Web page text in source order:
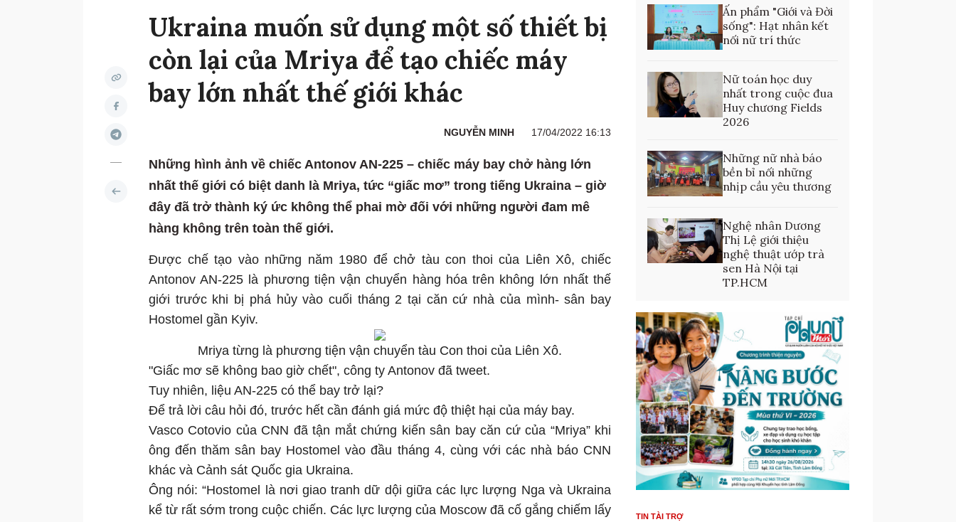
Ukraina muốn sử dụng một số thiết bị
còn lại của Mriya để tạo chiếc máy
bay lớn nhất thế giới khác
NGUYỄN MINH 17/04/2022 16:13
Những hình ảnh về chiếc Antonov AN-225 – chiếc máy bay chở hàng lớn
nhất thế giới có biệt danh là Mriya, tức “giấc mơ” trong tiếng Ukraina – giờ
đây đã trở thành ký ức không thể phai mờ đối với những người đam mê
hàng không trên toàn thế giới.
Được chế tạo vào những năm 1980 để chở tàu con thoi của Liên Xô, chiếc
Antonov AN-225 là phương tiện vận chuyển hàng hóa trên không lớn nhất thế
giới trước khi bị phá hủy vào cuối tháng 2 tại căn cứ nhà của mình- sân bay
Hostomel gần Kyiv.
Mriya từng là phương tiện vận chuyển tàu Con thoi của Liên Xô.
"Giấc mơ sẽ không bao giờ chết", công ty Antonov đã tweet.
Tuy nhiên, liệu AN-225 có thể bay trở lại?
Để trả lời câu hỏi đó, trước hết cần đánh giá mức độ thiệt hại của máy bay.
Vasco Cotovio của CNN đã tận mắt chứng kiến sân bay căn cứ của “Mriya” khi
ông đến thăm sân bay Hostomel vào đầu tháng 4, cùng với các nhà báo CNN
khác và Cảnh sát Quốc gia Ukraina.
Ông nói: “Hostomel là nơi giao tranh dữ dội giữa các lực lượng Nga và Ukraina
kể từ rất sớm trong cuộc chiến. Các lực lượng của Moscow đã cố gắng chiếm lấy
Ấn phẩm "Giới và Đời
sống": Hạt nhân kết
nối nữ trí thức
Nữ toán học duy
nhất trong cuộc đua
Huy chương Fields
2026
Những nữ nhà báo
bền bỉ nối những
nhịp cầu yêu thương
Nghệ nhân Dương
Thị Lệ giới thiệu
nghệ thuật ướp trà
sen Hà Nội tại
TP.HCM
TIN TÀI TRỢ